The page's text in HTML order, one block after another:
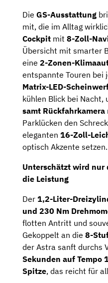
Die GS-Ausstattung
mit, die im Alltag
Cockpit mit 8-Zoll-
Übersicht mit smarter
eine 2-Zonen-
entspannte Touren bei
Matrix-LED-
kühlen Blick bei Nacht,
samt Rückfahrkamera
Parklücken den
eleganten 16-Zoll-
optisch Akzente setzen.
Unterschätzt wird nur
die Leistung
Der 1,2-Liter-
und 230 Nm
flotten Antritt und
Gekoppelt an die 8-
der Astra sanft durchs
Sekunden auf Tempo
Spitze, das reicht für